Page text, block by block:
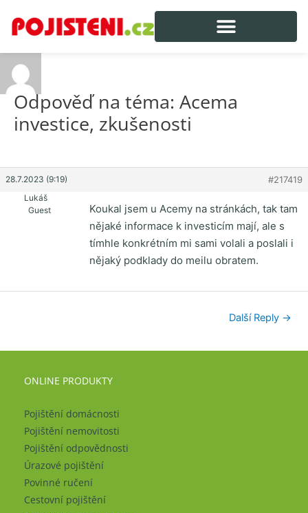
Odpověď na téma: Acema
investice, zkušenosti
28.7.2023 (9:19) #217419
Lukáš
Guest
Koukal jsem u Acemy na stránkách, tak tam
nějaké informace k investicím mají, ale s
tímhle konkrétním mi sami volali a poslali i
nějaký podklady do meilu obratem.
Další Reply →
ONLINE PRODUKTY
Pojištění domácnosti
Pojištění nemovitosti
Pojištění odpovědnosti
Úrazové pojištění
Povinné ručení
Cestovní pojištění